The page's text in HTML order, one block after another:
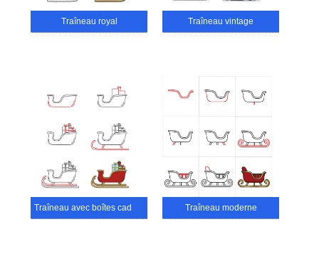
Traîneau royal Traîneau vintage
Traîneau avec boîtes cadeaux Traîneau moderne